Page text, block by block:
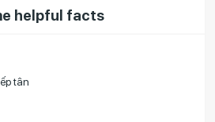
helpful facts
tân